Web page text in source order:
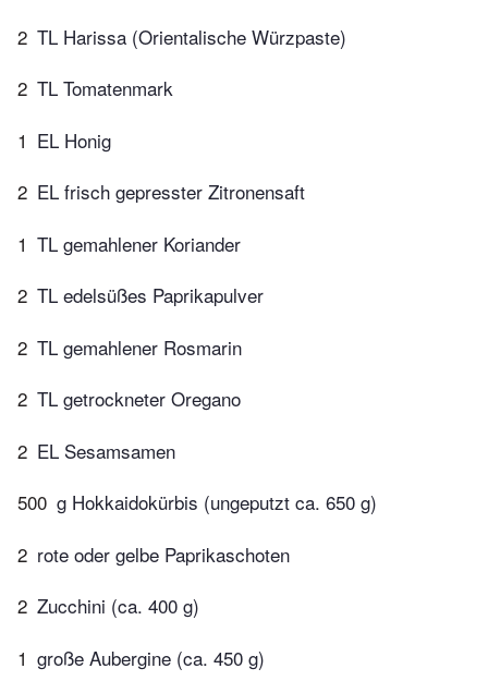
2 TL Harissa (Orientalische Würzpaste)
2 TL Tomatenmark
1 EL Honig
2 EL frisch gepresster Zitronensaft
1 TL gemahlener Koriander
2 TL edelsüßes Paprikapulver
2 TL gemahlener Rosmarin
2 TL getrockneter Oregano
2 EL Sesamsamen
500 g Hokkaidokürbis (ungeputzt ca. 650 g)
2 rote oder gelbe Paprikaschoten
2 Zucchini (ca. 400 g)
1 große Aubergine (ca. 450 g)